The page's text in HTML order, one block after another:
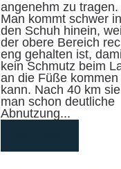
angenehm zu tragen.
Man kommt schwer
den Schuh hinein,
der obere Bereich
eng gehalten ist,
kein Schmutz beim
an die Füße kommen
kann. Nach 40 km
man schon deutliche
Abnutzung...